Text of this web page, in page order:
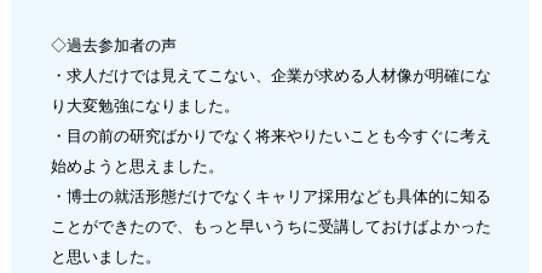
◇過去参加者の声
・求人だけでは見えてこない、企業が求める人材像が明確にな
り大変勉強になりました。
・目の前の研究ばかりでなく将来やりたいことも今すぐに考え
始めようと思えました。
・博士の就活形態だけでなくキャリア採用なども具体的に知る
ことができたので、もっと早いうちに受講しておけばよかった
と思いました。